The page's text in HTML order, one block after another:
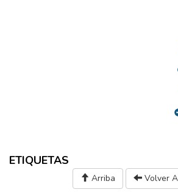
ETIQUETAS
Arriba Volver